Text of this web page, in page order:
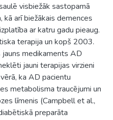
visbiežāk sastopamā
arī biežākais demences
ar katru gadu pieaug.
terapija un kopš 2003.
medikaments AD
jauni terapijas virzieni
ka AD pacientu
metabolisma traucējumi un
līmenis (Campbell et al.,
preparāta